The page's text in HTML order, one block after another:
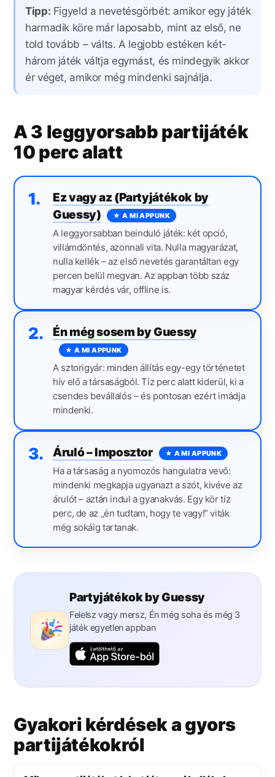
Tipp: Figyeld a nevetésgörbét: amikor egy játék
harmadik köre már laposabb, mint az első, ne
told tovább – válts. A legjobb estéken két-
három játék váltja egymást, és mindegyik akkor
ér véget, amikor még mindenki sajnálja.
A 3 leggyorsabb partijáték
10 perc alatt
1.
Ez vagy az (Partyjátékok by
Guessy)
★ A MI APPUNK
A leggyorsabban beinduló játék: két opció,
villámdöntés, azonnali vita. Nulla magyarázat,
nulla kellék – az első nevetés garantáltan egy
percen belül megvan. Az appban több száz
magyar kérdés vár, offline is.
2. Én még sosem by Guessy
★ A MI APPUNK
A sztorigyár: minden állítás egy-egy történetet
hív elő a társaságból. Tíz perc alatt kiderül, ki a
csendes bevállalós – és pontosan ezért imádja
mindenki.
3. Áruló – Imposztor ★ A MI APPUNK
Ha a társaság a nyomozós hangulatra vevő:
mindenki megkapja ugyanazt a szót, kivéve az
árulót – aztán indul a gyanakvás. Egy kör tíz
perc, de az „én tudtam, hogy te vagy!” viták
még sokáig tartanak.
Partyjátékok by Guessy
Felelsz vagy mersz, Én még soha és még 3
játék egyetlen appban
Gyakori kérdések a gyors
partijátékokról